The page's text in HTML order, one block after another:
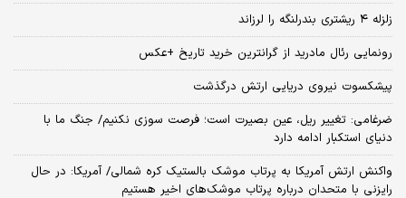
زلزله ۴ ریشتری بندرلنگه را لرزاند
رونمایی رئال مادرید از گرانترین خرید تاریخ +عکس
پیشکسوت نیروی دریایی ارتش درگذشت
ضرغامی: تغییر ریل، عین بصیرت است؛ فرصت سوزی نکنیم/ جنگ ما با
دنیای استکبار ادامه دارد
واکنش ارتش آمریکا به پرتاب موشک بالستیک کره شمالی/ آمریکا: در حال
رایزنی با متحدان درباره پرتاب موشک‌های اخیر هستیم